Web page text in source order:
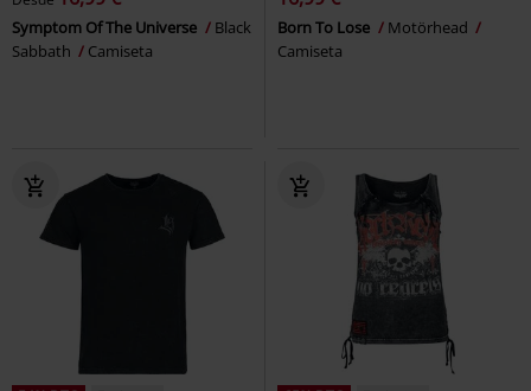
Symptom Of The Universe
Black
Sabbath
Camiseta
Born To Lose
Motörhead
Camiseta